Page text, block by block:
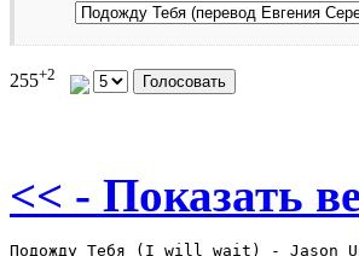
255+2
<< - Показать
Подожду Тебя (I will wait) - Jason